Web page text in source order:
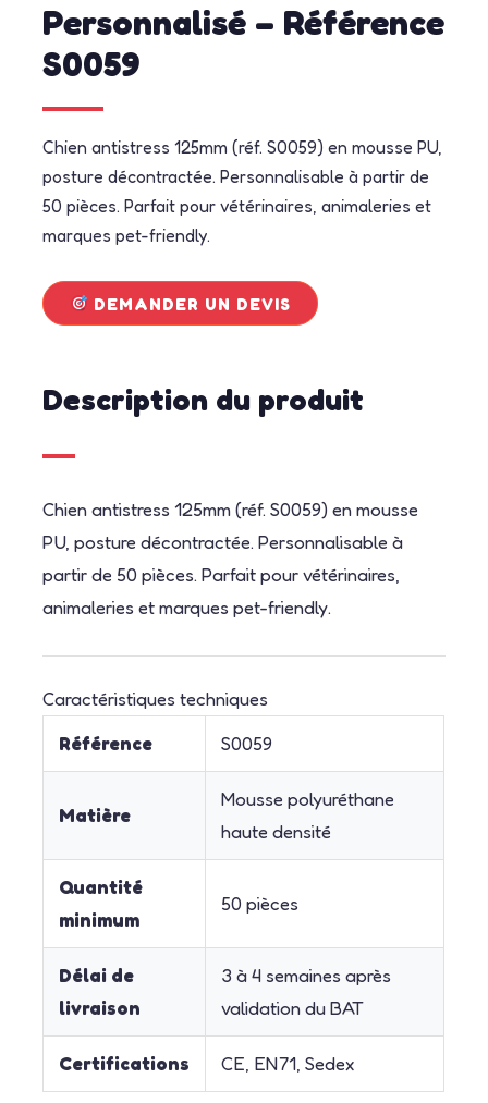
Personnalisé – Référence
S0059
Chien antistress 125mm (réf. S0059) en mousse PU,
posture décontractée. Personnalisable à partir de
50 pièces. Parfait pour vétérinaires, animaleries et
marques pet-friendly.
DEMANDER UN DEVIS
Description du produit
Chien antistress 125mm (réf. S0059) en mousse
PU, posture décontractée. Personnalisable à
partir de 50 pièces. Parfait pour vétérinaires,
animaleries et marques pet-friendly.
Caractéristiques techniques
Référence
S0059
Matière
Mousse polyuréthane
haute densité
Quantité
minimum
50 pièces
Délai de
livraison
3 à 4 semaines après
validation du BAT
Certifications CE, EN71, Sedex